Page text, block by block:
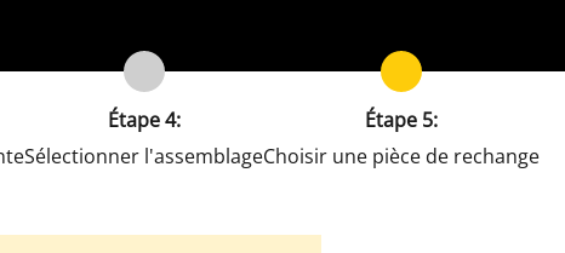
Étape 4:
Sélectionner l'assemblage
Étape 5:
Choisir une pièce de rechange